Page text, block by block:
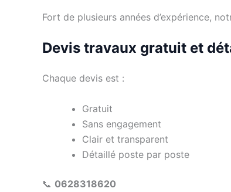
Fort de plusieurs années d’expérience,
Devis travaux gratuit et
Chaque devis est :
Gratuit
Sans engagement
Clair et transparent
Détaillé poste par poste
📞 0628318620